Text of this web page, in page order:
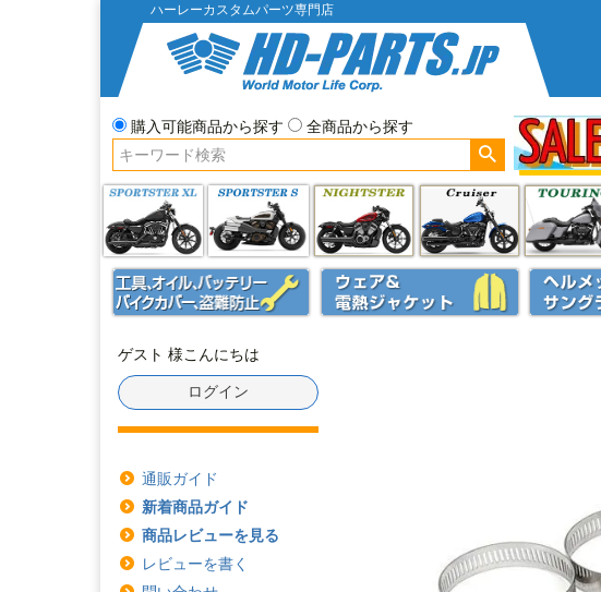
ハーレーカスタムパーツ専門店
購入可能商品から探す
全商品から探す
ゲスト 様こんにちは
ログイン
通販ガイド
新着商品ガイド
商品レビューを見る
レビューを書く